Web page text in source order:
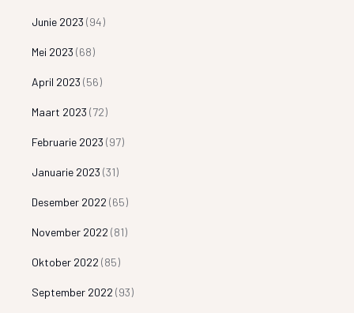
Junie 2023 (94)
Mei 2023 (68)
April 2023 (56)
Maart 2023 (72)
Februarie 2023 (97)
Januarie 2023 (31)
Desember 2022 (65)
November 2022 (81)
Oktober 2022 (85)
September 2022 (93)